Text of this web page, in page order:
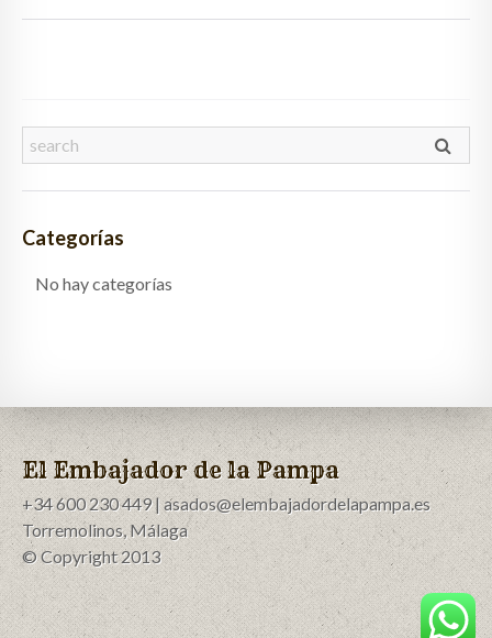
Categorías
No hay categorías
El Embajador de la Pampa
+34 600 230 449 | asados@elembajadordelapampa.es
Torremolinos, Málaga
© Copyright 2013